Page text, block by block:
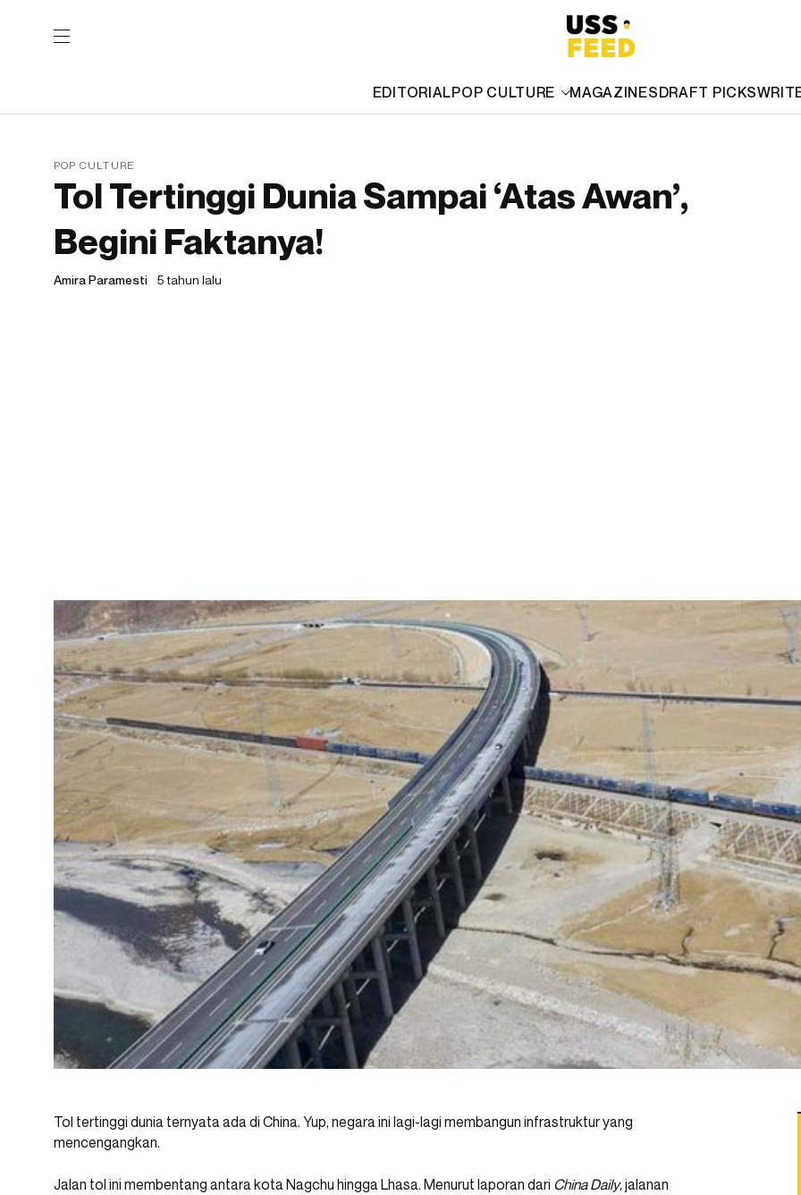
EDITORIALPOP CULTURE MAGAZINESDRAFT PICKS
POP CULTURE
Tol Tertinggi Dunia Sampai ‘Atas Awan’,
Begini Faktanya!
Amira Paramesti 5 tahun lalu
Tol tertinggi dunia ternyata ada di China. Yup, negara ini lagi-lagi membangun infrastruktur yang
mencengangkan.
Jalan tol ini membentang antara kota Nagchu hingga Lhasa. Menurut laporan dari China Daily, jalanan